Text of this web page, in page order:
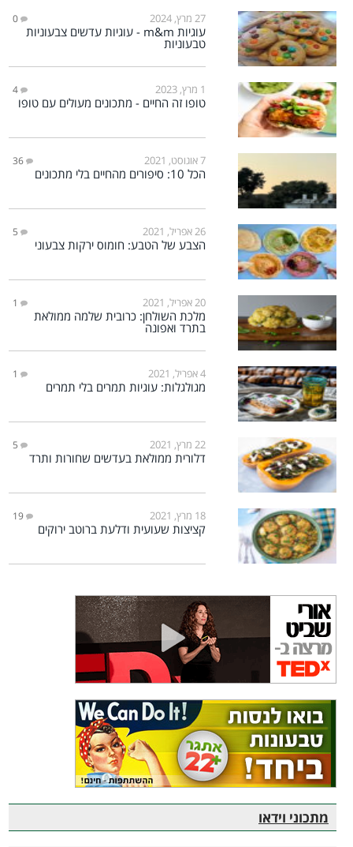
27 מרץ, 2024 0
עוגיות m&m - עוגיות עדשים צבעוניות
טבעוניות
1 מרץ, 2023 4
טופו זה החיים - מתכונים מעולים עם טופו
7 אוגוסט, 2021 36
הכל 10: סיפורים מהחיים בלי מתכונים
26 אפריל, 2021 5
הצבע של הטבע: חומוס ירקות צבעוני
20 אפריל, 2021 1
מלכת השולחן: כרובית שלמה ממולאת
בתרד ואפונה
4 אפריל, 2021 1
מגולגלות: עוגיות תמרים בלי תמרים
22 מרץ, 2021 5
דלורית ממולאת בעדשים שחורות ותרד
18 מרץ, 2021 19
קציצות שעועית ודלעת ברוטב ירוקים
מתכוני וידאו